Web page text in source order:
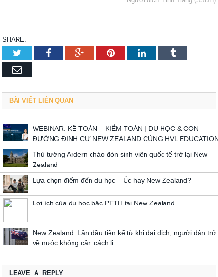
SHARE.
TwitterFacebookGoogle+PinterestLinkedInTumblr
Email
BÀI VIẾT LIÊN QUAN
WEBINAR: KẾ TOÁN – KIỂM TOÁN | DU HỌC & CON
ĐƯỜNG ĐỊNH CƯ NEW ZEALAND CÙNG HVL
Thủ tướng Ardern chào đón sinh viên quốc tế trở lại New
Zealand
Lựa chọn điểm đến du học – Úc hay New Zealand?
Lợi ích của du học bậc PTTH tại New Zealand
New Zealand: Lần đầu tiên kể từ khi đại dịch, người dân trở
về nước không cần cách li
LEAVE A REPLY